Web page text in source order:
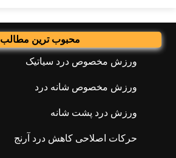
محبوب ترین مطالب
ورزش مخصوص درد سیاتیک
ورزش مخصوص شانه درد
ورزش درد پشت شانه
حرکات اصلاحی کاهش درد آرنج